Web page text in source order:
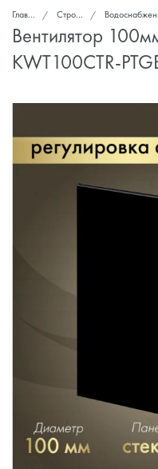
Главная Стройка и ремонт Водоснабжение, канализация,
Вентилятор
KWT100CTR-